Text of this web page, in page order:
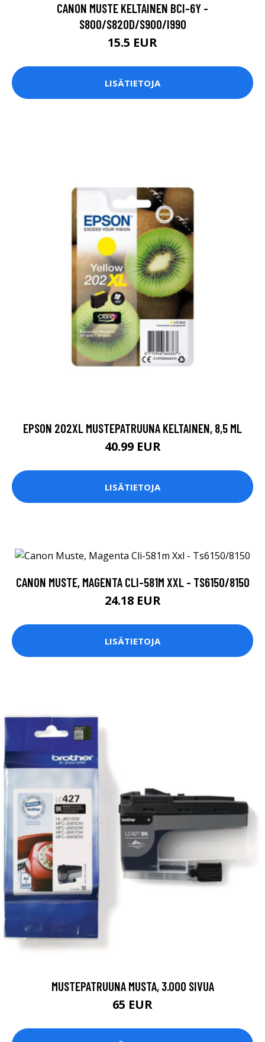
CANON MUSTE KELTAINEN BCI-6Y -
S800/S820D/S900/I990
15.5 EUR
LISÄTIETOJA
EPSON 202XL MUSTEPATRUUNA KELTAINEN, 8,5 ML
40.99 EUR
LISÄTIETOJA
CANON MUSTE, MAGENTA CLI-581M XXL - TS6150/8150
24.18 EUR
LISÄTIETOJA
MUSTEPATRUUNA MUSTA, 3.000 SIVUA
65 EUR